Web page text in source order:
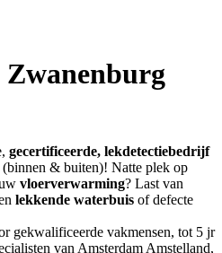
gecertificeerde, lekdetectiebedrijf
& buiten)! Natte plek op
vloerverwarming? Last van
lekkende waterbuis of defecte
gekwalificeerde vakmensen, tot 5 jr
van Amsterdam Amstelland,